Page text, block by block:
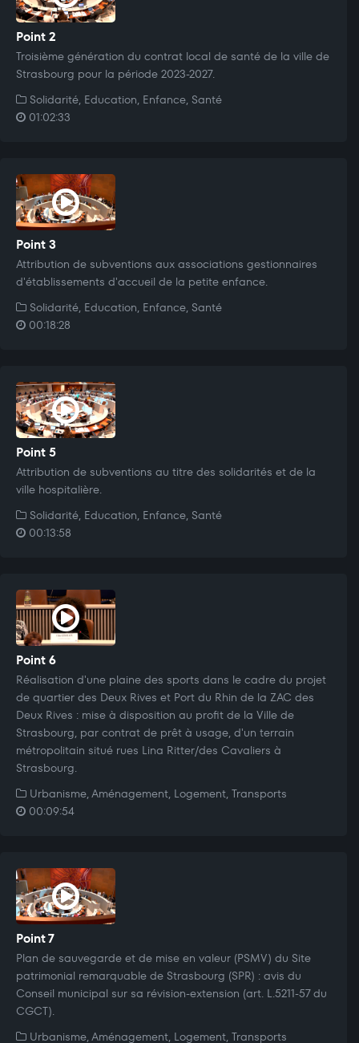
Point 2
Troisième génération du contrat local de santé de la ville de
Strasbourg pour la période 2023-2027.
Solidarité, Education, Enfance, Santé
01:02:33
Point 3
Attribution de subventions aux associations gestionnaires
d'établissements d'accueil de la petite enfance.
Solidarité, Education, Enfance, Santé
00:18:28
Point 5
Attribution de subventions au titre des solidarités et de la
ville hospitalière.
Solidarité, Education, Enfance, Santé
00:13:58
Point 6
Réalisation d'une plaine des sports dans le cadre du projet
de quartier des Deux Rives et Port du Rhin de la ZAC des
Deux Rives : mise à disposition au profit de la Ville de
Strasbourg, par contrat de prêt à usage, d'un terrain
métropolitain situé rues Lina Ritter/des Cavaliers à
Strasbourg.
Urbanisme, Aménagement, Logement, Transports
00:09:54
Point 7
Plan de sauvegarde et de mise en valeur (PSMV) du Site
patrimonial remarquable de Strasbourg (SPR) : avis du
Conseil municipal sur sa révision-extension (art. L.5211-57 du
CGCT).
Urbanisme, Aménagement, Logement, Transports